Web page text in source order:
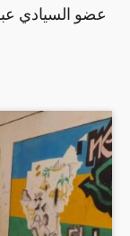
عضو السيادي